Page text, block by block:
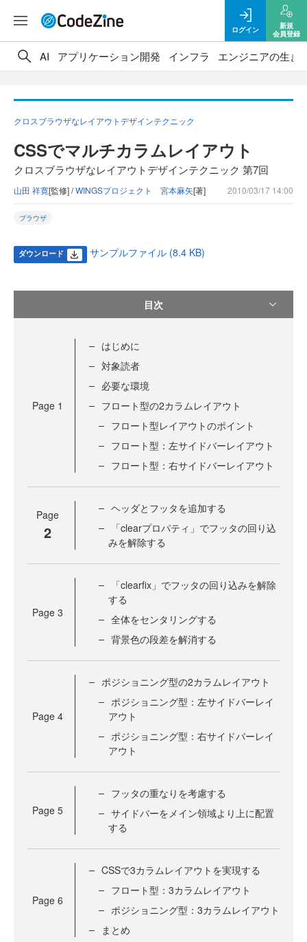
ログイン
新規
会員登録
AI アプリケーション開発 インフラ エンジニアの生き
クロスブラウザなレイアウトデザインテクニック
CSSでマルチカラムレイアウト
クロスブラウザなレイアウトデザインテクニック 第7回
山田 祥寛[監修] /WINGSプロジェクト 宮本麻矢[著] 2010/03/17 14:00
ブラウザ
ダウンロード サンプルファイル (8.4 KB)
目次
Page 1
はじめに
対象読者
必要な環境
フロート型の2カラムレイアウト
フロート型レイアウトのポイント
フロート型：左サイドバーレイアウト
フロート型：右サイドバーレイアウト
Page
2
ヘッダとフッタを追加する
「clearプロパティ」でフッタの回り込
みを解除する
Page 3
「clearfix」でフッタの回り込みを解除
する
全体をセンタリングする
背景色の段差を解消する
Page 4
ポジショニング型の2カラムレイアウト
ポジショニング型：左サイドバーレイ
アウト
ポジショニング型：右サイドバーレイ
アウト
Page 5
フッタの重なりを考慮する
サイドバーをメイン領域より上に配置
する
Page 6
CSSで3カラムレイアウトを実現する
フロート型：3カラムレイアウト
ポジショニング型：3カラムレイアウト
まとめ